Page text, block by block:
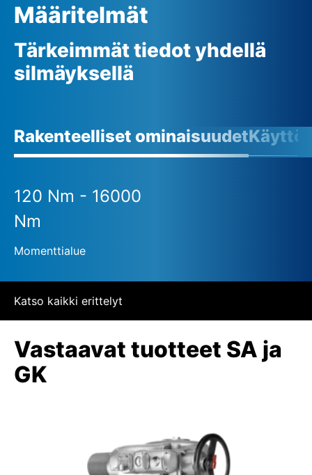
Määritelmät
Tärkeimmät tiedot yhdellä
silmäyksellä
Rakenteelliset ominaisuudet
120 Nm - 16000
Nm
Momenttialue
Katso kaikki erittelyt
Vastaavat tuotteet SA ja
GK